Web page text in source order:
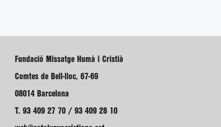
Fundació Missatge Humà i Cristià
Comtes de Bell-lloc, 67-69
08014 Barcelona
T. 93 409 27 70 / 93 409 28 10